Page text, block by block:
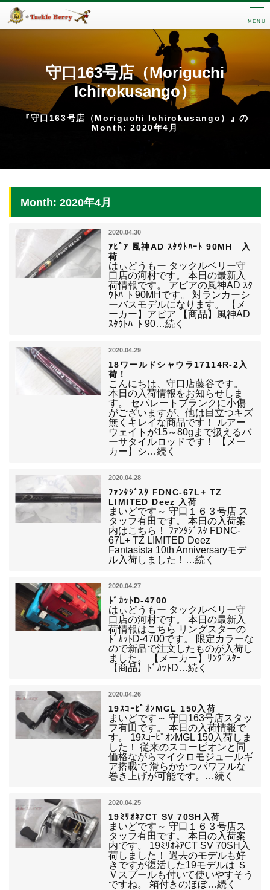
MENU
守口163号店（Moriguchi
Ichirokusango）
『守口163号店（Moriguchi Ichirokusango）』の
Month: 2020年4月
Month: 2020年4月
2020.04.30
ｱﾋﾟｱ 風神AD ｽﾀｳﾄﾊｰﾄ 90MH 入
荷
はぃどうもー タックルベリー守
口店の河村です。 本日の最新入
荷情報です。 アピアの風神AD ｽﾀ
ｳﾄﾊｰﾄ 90MHです。 対ランカーシ
ーバスモデルになります。 【メ
ーカー】アピア 【商品】風神AD
ｽﾀｳﾄﾊｰﾄ 90…続く
2020.04.29
18ワールドシャウラ17114R-2入
荷！
こんにちは、守口店藤谷です。
本日の入荷情報をお知らせしま
す。 セパレートブランクに小傷
がございますが、他は目立つキズ
無くキレイな商品です！ ルアー
ウェイトが15～80gまで扱えるバ
ーサタイルロッドです！ 【メー
カー】シ…続く
2020.04.28
ﾌｧﾝﾀｼﾞｽﾀ FDNC-67L+ TZ
LIMITED Deez 入荷
まいどです～ 守口１６３号店 ス
タッフ有田です。 本日の入荷案
内はこちら！ ﾌｧﾝﾀｼﾞｽﾀ FDNC-
67L+ TZ LIMITED Deez
Fantasista 10th Anniversaryモデ
ル入荷しました！…続く
2020.04.27
ﾄﾞｶｯﾄD-4700
はぃどうもー タックルベリー守
口店の河村です。 本日の最新入
荷情報はこちら リングスターの
ﾄﾞｶｯﾄD-4700です。 限定カラーな
ので新品で注文したものが入荷し
ました。 【メーカー】ﾘﾝｸﾞｽﾀｰ
【商品】ﾄﾞｶｯﾄD…続く
2020.04.26
19ｽｺｰﾋﾟｵﾝMGL 150入荷
まいどです～ 守口163号店スタッ
フ有田です。 本日の入荷情報で
す。 19ｽｺｰﾋﾟｵﾝMGL 150入荷しま
した！ 従来のスコーピオンと同
価格ながらマイクロモジュールギ
ア搭載で 滑らかかつパワフルな
巻き上げが可能です。…続く
2020.04.25
19ﾐﾘｵﾈｱCT SV 70SH入荷
まいどです～ 守口１６３号店ス
タッフ有田です。 本日の入荷案
内です。 19ﾐﾘｵﾈｱCT SV 70SH入
荷しました！ 過去のモデルも好
きですが復活した19モデルは Ｓ
Ｖスプールも付いて使いやすそう
ですね。 箱付きのほぼ…続く